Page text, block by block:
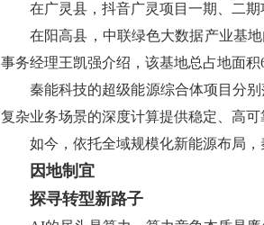
在广灵县，抖音广灵项目一期、二
在阳高县，中联绿色大数据产业基
事务经理王凯强介绍，该基地总占地面
秦能科技的超级能源综合体项目分
复杂业务场景的深度计算提供稳定、高可
如今，依托全域规模化新能源布局
因地制宜
探寻转型新路子